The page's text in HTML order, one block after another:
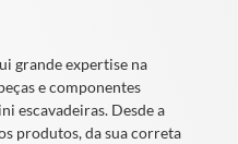
grande expertise na
e componentes
escavadeiras. Desde a
produtos, da sua correta